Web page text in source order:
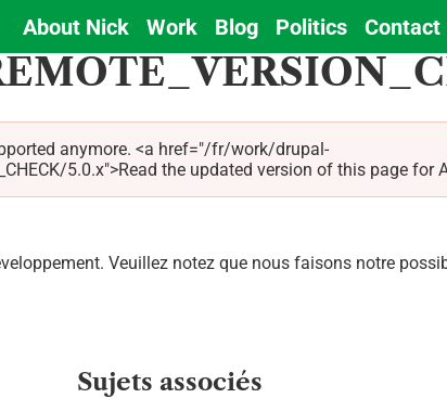
About Nick Work Blog Politics Contact
anymore. <a href="/fr/work/drupal-
5.0.x">Read the updated version of this page for
Veuillez notez que nous faisons notre
Sujets associés